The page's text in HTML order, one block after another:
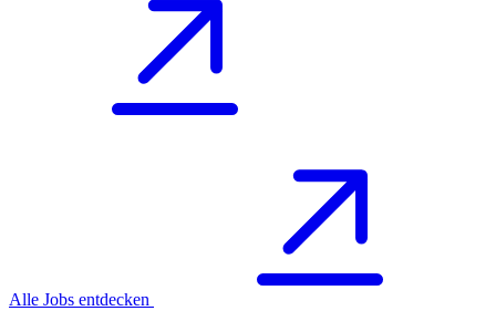
Alle Jobs entdecken